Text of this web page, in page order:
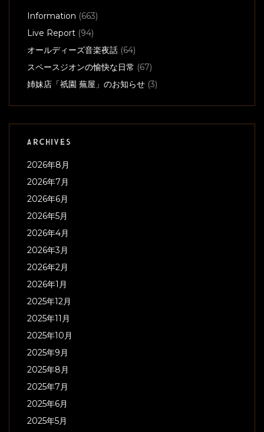
Information (663)
Live Report (94)
オールディーズ音楽夜話 (64)
スペースジオンの愉快な日常 (67)
姉妹店「祇園 蕪屋」のお知らせ (3)
ARCHIVES
2026年8月
2026年7月
2026年6月
2026年5月
2026年4月
2026年3月
2026年2月
2026年1月
2025年12月
2025年11月
2025年10月
2025年9月
2025年8月
2025年7月
2025年6月
2025年5月